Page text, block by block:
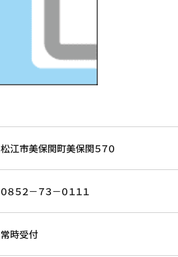
松江市美保関町美保関５７０
０８５２－７３－０１１１
常時受付